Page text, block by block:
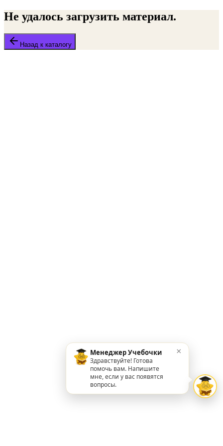
Не удалось загрузить материал.
Назад к каталогу
Менеджер Учебочки
Здравствуйте! Готова
помочь вам. Напишите
мне, если у вас появятся
вопросы.
×